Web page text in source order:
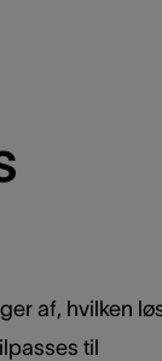
af, hvilken
til